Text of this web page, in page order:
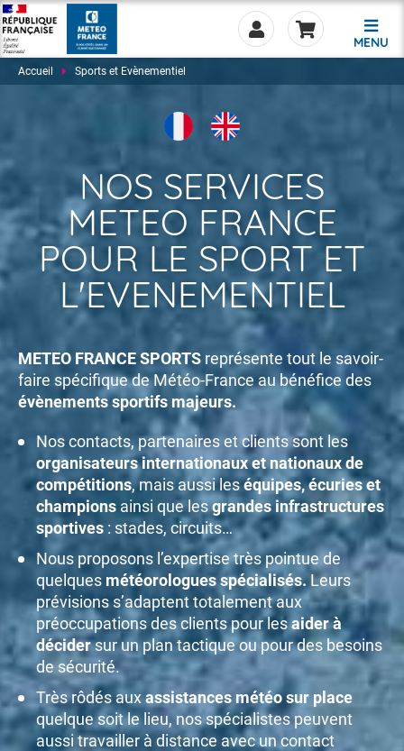
0.00
MENU
Accueil Sports et Evènementiel
NOS SERVICES
METEO FRANCE
POUR LE SPORT ET
L'EVENEMENTIEL
METEO FRANCE SPORTS représente tout le savoir-
faire spécifique de Météo-France au bénéfice des
évènements sportifs majeurs.
Nos contacts, partenaires et clients sont les
organisateurs internationaux et nationaux de
compétitions, mais aussi leséquipes, écuries et
champions ainsi que lesgrandes infrastructures
sportives : stades, circuits…
Nous proposons l’expertise très pointue de
quelques météorologues spécialisés.Leurs
prévisions s’adaptent totalement aux
préoccupations des clients pour lesaider à
décidersur un plan tactique ou pour des besoins
de sécurité.
Très rôdés auxassistances météo sur place
quelque soit le lieu, nos spécialistes peuvent
aussi travailler à distance avec un contact